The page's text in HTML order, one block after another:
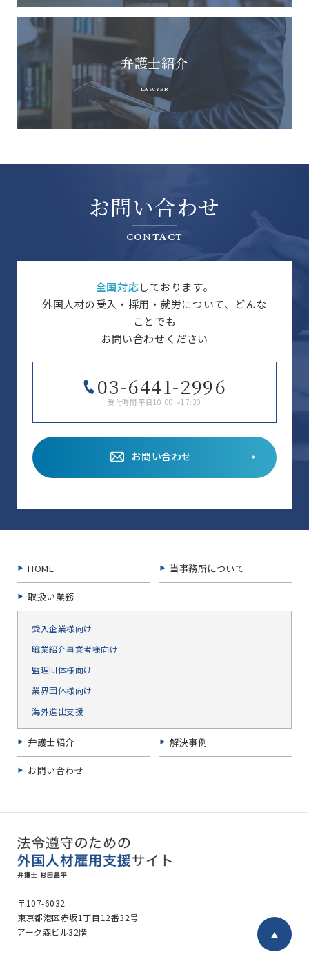
弁護士紹介
LAWYER
お問い合わせ
CONTACT
全国対応しております。
外国人材の受入・採用・就労について、どんな
ことでも
お問い合わせください
03-6441-2996
受付時間 平日10:00～17:30
お問い合わせ
HOME 当事務所について
取扱い業務
受入企業様向け
職業紹介事業者様向け
監理団体様向け
業界団体様向け
海外進出支援
弁護士紹介 解決事例
お問い合わせ
〒107-6032
東京都港区赤坂1丁目12番32号
アーク森ビル32階